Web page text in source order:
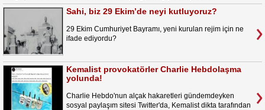
Sahi, biz 29 Ekim’de neyi kutluyoruz?
29 Ekim Cumhuriyet Bayramı, yeni kurulan rejim için ne
ifade ediyordu?
Kemalist provokatörler Charlie Hebdolaşma
yolunda!
Charlie Hebdo'nun alçak hakaretleri gündemdeyken
sosyal paylaşım sitesi Twitter'da, Kemalist dikta tarafından